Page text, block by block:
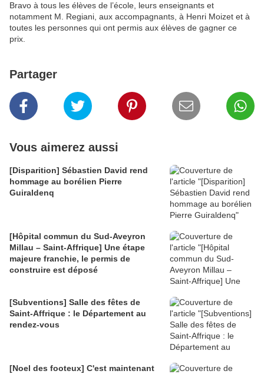
Bravo à tous les élèves de l’école, leurs enseignants et
notamment M. Regiani, aux accompagnants, à Henri Moizet et à
toutes les personnes qui ont permis aux élèves de gagner ce
prix.
Partager
Vous aimerez aussi
[Disparition] Sébastien David rend
hommage au borélien Pierre
Guiraldenq
[Hôpital commun du Sud-Aveyron
Millau – Saint-Affrique] Une étape
majeure franchie, le permis de
construire est déposé
[Subventions] Salle des fêtes de
Saint-Affrique : le Département au
rendez-vous
[Noel des footeux] C'est maintenant